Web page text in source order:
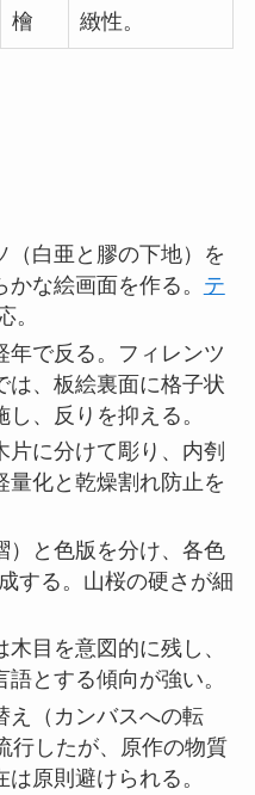
檜
緻性。
（白亜と膠の下地）を
な絵画面を作る。 テ
。
年で反る。フィレンツ
は、板絵裏面に格子状
、反りを抑える。
片に分けて彫り、内刳
量化と乾燥割れ防止を
）と色版を分け、各色
する。山桜の硬さが細
目を意図的に残し、
とする傾向が強い。
え（カンバスへの転
行したが、原作の物質
原則避けられる。